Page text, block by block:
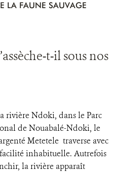
LA FAUNE SAUVAGE
t-il sous nos
rivière Ndoki, dans le Parc
de Nouabalé-Ndoki, le
Metetele traverse avec
inhabituelle. Autrefois
la rivière apparaît